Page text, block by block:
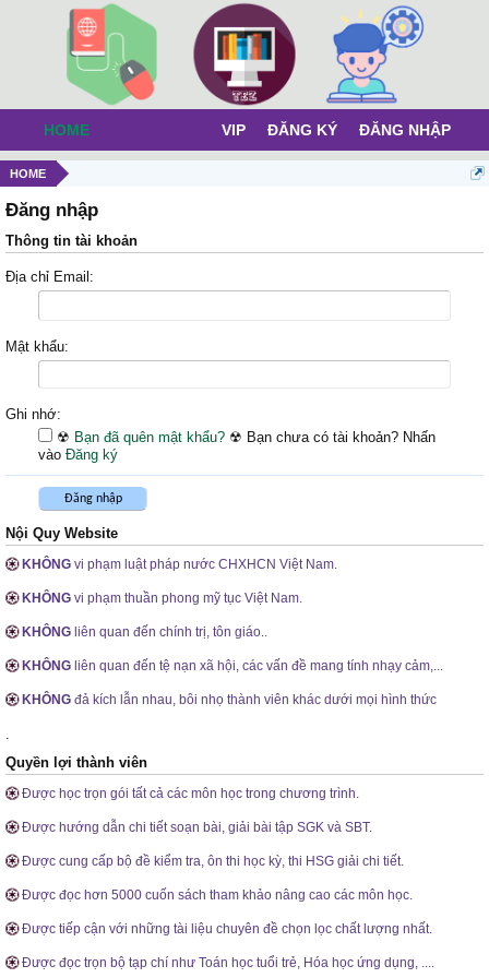
HOME
Đăng nhập
Thông tin tài khoản
Địa chỉ Email:
Mật khẩu:
Ghi nhớ:
☢ Bạn đã quên mật khẩu? ☢ Bạn chưa có tài khoản? Nhấn
vào Đăng ký
Nội Quy Website
KHÔNG vi phạm luật pháp nước CHXHCN Việt Nam.
KHÔNG vi phạm thuần phong mỹ tục Việt Nam.
KHÔNG liên quan đến chính trị, tôn giáo..
KHÔNG liên quan đến tệ nạn xã hội, các vấn đề mang tính nhạy cảm,...
KHÔNG đả kích lẫn nhau, bôi nhọ thành viên khác dưới mọi hình thức
.
Quyền lợi thành viên
Được học trọn gói tất cả các môn học trong chương trình.
Được hướng dẫn chi tiết soạn bài, giải bài tập SGK và SBT.
Được cung cấp bộ đề kiểm tra, ôn thi học kỳ, thi HSG giải chi tiết.
Được đọc hơn 5000 cuốn sách tham khảo nâng cao các môn học.
Được tiếp cận với những tài liệu chuyên đề chọn lọc chất lượng nhất.
Được đọc trọn bộ tạp chí như Toán học tuổi trẻ, Hóa học ứng dụng, ....
HOME VIP ĐĂNG KÝ ĐĂNG NHẬP